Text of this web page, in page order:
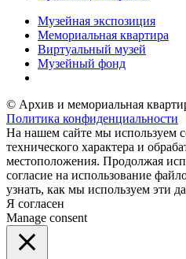
Музейная экспозиция
Мемориальная квартира
Виртуальный музей
Музейный фонд
© Архив и мемориальная
Политика конфиденциальности
На нашем сайте мы используем
технического характера и
местоположения. Продолжая
согласие на использование
узнать, как мы используем эти
Я согласен
Manage consent